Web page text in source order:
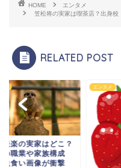
HOME
エンタメ
笠松将の実家は喫茶店？出身校
RELATED POST
咲楽の実家はどこ？
の職業や家族構成
虫食い画像が衝撃
エンタメ